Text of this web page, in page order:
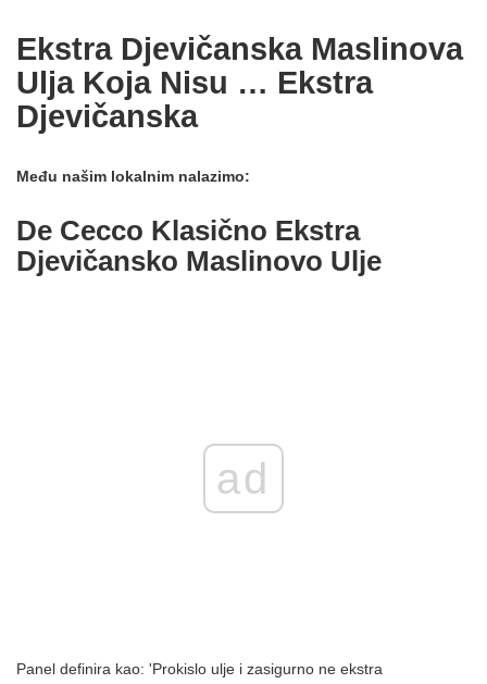
Ekstra Djevičanska Maslinova
Ulja Koja Nisu … Ekstra
Djevičanska
Među našim lokalnim nalazimo:
De Cecco Klasično Ekstra
Djevičansko Maslinovo Ulje
ad
Panel definira kao: 'Prokislo ulje i zasigurno ne ekstra